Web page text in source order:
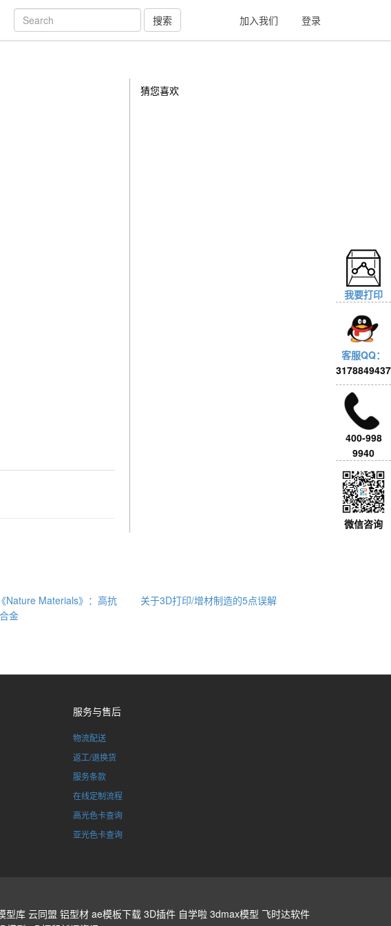
搜索 加入我们 登录
猜您喜欢
Nature Materials》：高抗
金
关于3D打印/增材制造的5点误解
我要打印
客服QQ：
3178849437
400-998
9940
微信咨询
服务与售后
物流配送
返工/退换货
服务条款
在线定制流程
高光色卡查询
亚光色卡查询
型库 云同盟 铝型材 ae模板下载 3D插件 自学啦 3dmax模型 飞时达软件